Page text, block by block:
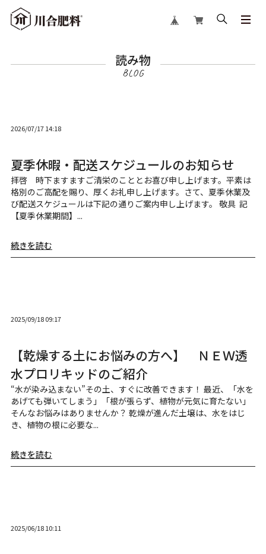
読み物
夏季休暇・配送スケジュールのお知らせ
2026/07/17 14:18
拝啓 時下ますますご清栄のこととお喜び申し上げます。平素は
格別のご高配を賜り、厚くお礼申し上げます。さて、夏季休業及
び配送スケジュールは下記の通りご案内申し上げます。 敬具 記
【夏季休業期間】...
続きを読む
【乾燥する土にお悩みの方へ】 ＮＥＷ透
水プロリキッドのご紹介
2025/09/18 09:17
“水が染み込まない”その土、すぐに改善できます！ 最近、「水を
あげても弾いてしまう」「根が張らず、植物が元気に育たない」
そんなお悩みはありませんか？ 乾燥が進んだ土壌は、水をはじ
き、植物の根に必要な...
続きを読む
2025/06/18 10:11